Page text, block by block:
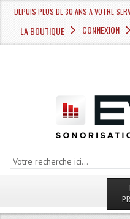
DEPUIS PLUS DE 30 ANS A VOTRE
LA BOUTIQUE CONNEXION